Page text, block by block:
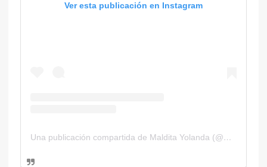
Ver esta publicación en Instagram
Una publicación compartida de Maldita Yolanda (@malditayolanda)